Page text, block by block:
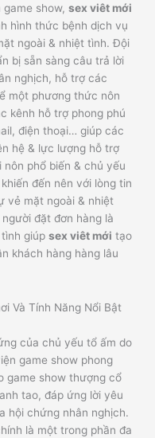
game show,sex viêt mới
hình thức bệnh dịch vụ
ngoài & nhiệt tình. Đội
bị sẵn sàng câu trả lời
nghịch, hỗ trợ các
một phương thức nôn
kênh hỗ trợ phong phú
điện thoại… giúp các
hệ & lực lượng hỗ trợ
phổ biến & chủ yếu
đến nên với lòng tin
vẻ mặt ngoài & nhiệt
đặt đơn hàng là
tình giúpsex viêt mới tạo
khách hàng hàng lâu
Và Tính Năng Nổi Bật
của chủ yếu tổ ấm do
game show phong
game show thượng cổ
tao, đáp ứng lời yêu
hội chứng nhân nghịch.
là một trong phần đa